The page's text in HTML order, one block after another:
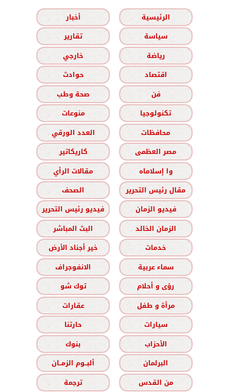
الرئيسية
أخبار
سياسة
تقارير
رياضة
خارجي
اقتصاد
حوادث
فن
صحة وطب
تكنولوجيا
منوعات
محافظات
العدد الورقي
مصر العظمى
كاريكاتير
وا إسلاماه
مقالات الرأي
مقال رئيس التحرير
الصحف
فيديو الزمان
فيديو رئيس التحرير
الزمان الخالد
البث المباشر
خدمات
خير أجناد الأرض
سماء عربية
الانفوجراف
رؤى و أحلام
توك شو
مرأة و طفل
عقارات
سيارات
حارتنا
الأحزاب
بنوك
البرلمان
ألبــوم الزمــان
من القدس
ترجمة